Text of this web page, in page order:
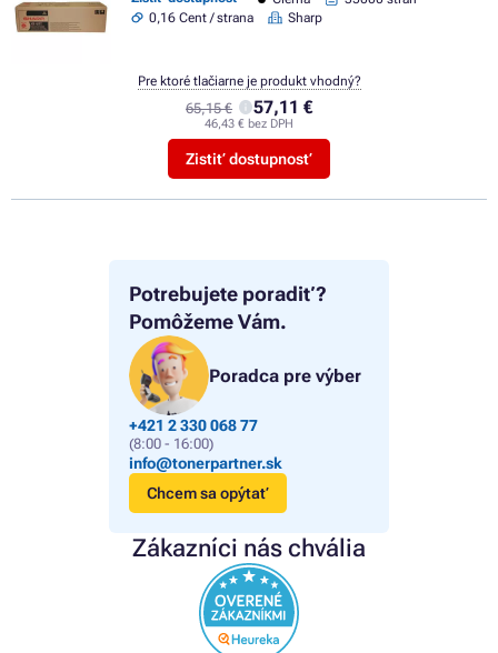
Potrebujete poradiť?
Pomôžeme Vám.
Poradca pre výber
+421 2 330 068 77
(8:00 - 16:00)
info@tonerpartner.sk
Chcem sa opýtať
Zákazníci nás chvália
0,16 Cent / strana
Sharp
65,15 € 57,11 €
46,43 € bez DPH
Zistiť dostupnosť
Pre ktoré tlačiarne je produkt vhodný?